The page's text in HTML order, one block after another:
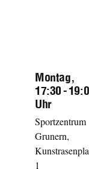
Montag,
17:30 -
Uhr
Sportzentrum
Grunern,
1